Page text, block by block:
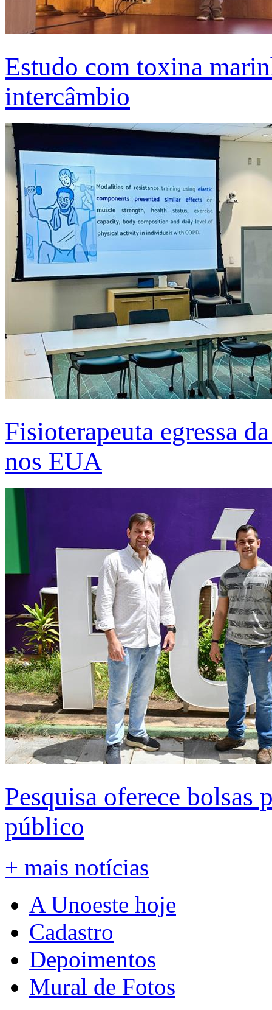
Estudo com toxina
intercâmbio
Fisioterapeuta egressa
nos EUA
Pesquisa oferece bolsas
público
+ mais notícias
A Unoeste hoje
Cadastro
Depoimentos
Mural de Fotos